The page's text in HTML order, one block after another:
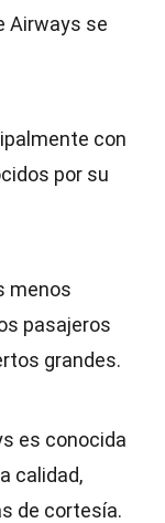
Airways se
con
por su
menos
pasajeros
grandes.
es conocida
calidad,
de cortesía.